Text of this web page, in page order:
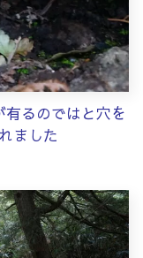
るのではと穴を
ました